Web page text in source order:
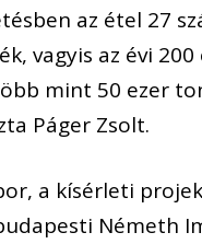
az étel 27
vagyis az évi 200
mint 50 ezer
Páger Zsolt.
a kísérleti
Németh